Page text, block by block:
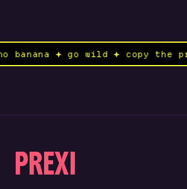
✦ go wild ✦ copy
PREXI